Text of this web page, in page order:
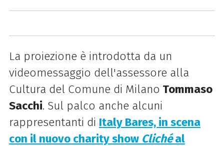
La proiezione è introdotta da un
videomessaggio dell'assessore alla
Cultura del Comune di Milano Tommaso
Sacchi. Sul palco anche alcuni
rappresentanti di Italy Bares, in scena
con il nuovo charity show Clichéal